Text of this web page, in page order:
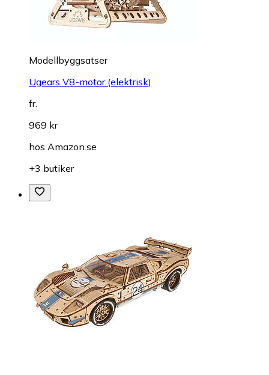
Modellbyggsatser
Ugears V8-motor (elektrisk)
fr.
969 kr
hos Amazon.se
+3 butiker